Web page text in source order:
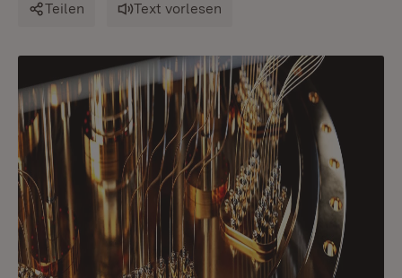
Teilen Text vorlesen